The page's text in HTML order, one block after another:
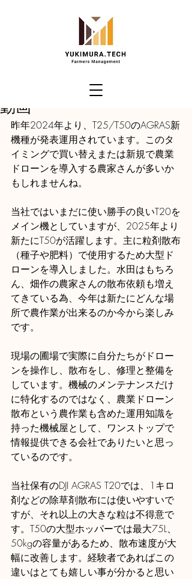
AGRAS T25/T50製品教育
動画
昨年2024年より、T25/T50のAGRAS新
機種が発表運用されています。このタ
イミングで買い替えまたは新規で農業
ドローンを導入する農家さんが多いか
もしれませんね。
当社ではいまだに使い勝手の良いT20を
メイン機としていますが、2025年より
新たにT50が活躍します。主に粒剤散布
（種子や肥料）で使用するため大型ド
ローンを導入しました。水田はもちろ
ん、畑作の農家さんの散布依頼も増え
てきている為、今年は新たにどんな場
所で農作業が出来るのか今から楽しみ
です。
現場の圃場で実際に自分たちがドロー
ンを操作し、散布をし、修理と整備を
しています。機械のメンテナンスだけ
に特化するのではなく、農業ドローン
散布という農作業も含めた運用知識を
持った機械屋として、ワンストップで
情報提供できる会社でありたいと思っ
ているのです。
当社保有のDJI AGRAS T20では、1キロ
剤などの除草剤散布には使いやすいで
すが、それ以上の大きな粒は不得意で
す。T50の大型ホッパーでは最大75L、
50kgの容量があるため、散布速度が大
幅に改善します。経験者であればこの
違いはとても嬉しい事が分かると思い